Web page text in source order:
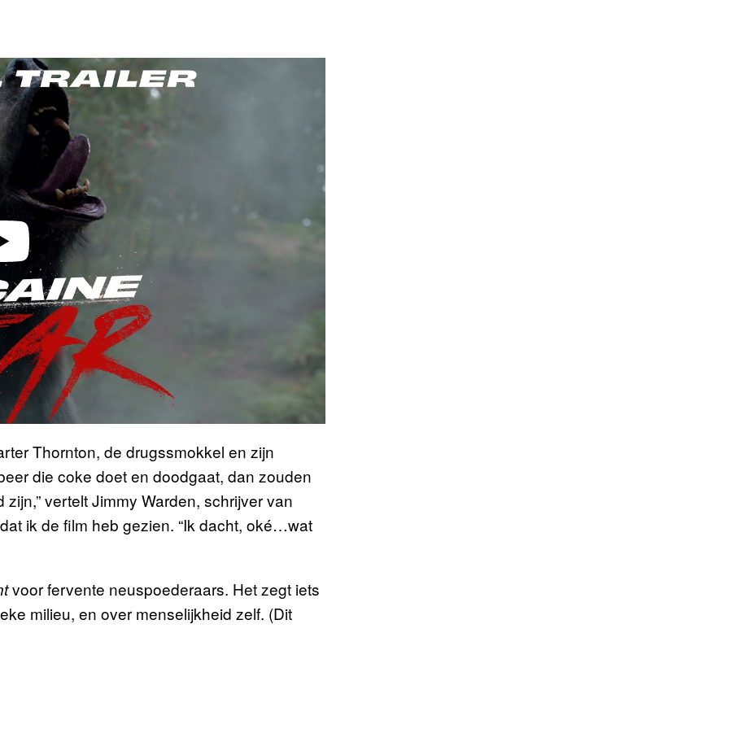
Thornton, de drugssmokkel en zijn
die coke doet en doodgaat, dan zouden
vertelt Jimmy Warden, schrijver van
ik de film heb gezien. “Ik dacht, oké…wat
voor fervente neuspoederaars. Het zegt iets
milieu, en over menselijkheid zelf. (Dit